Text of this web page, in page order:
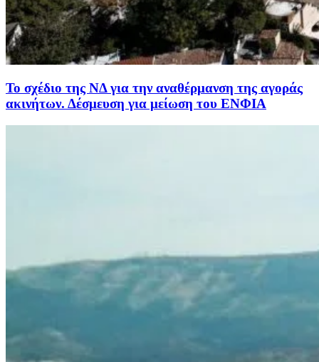
Το σχέδιο της ΝΔ για την αναθέρμανση της αγοράς
ακινήτων. Δέσμευση για μείωση του ΕΝΦΙΑ